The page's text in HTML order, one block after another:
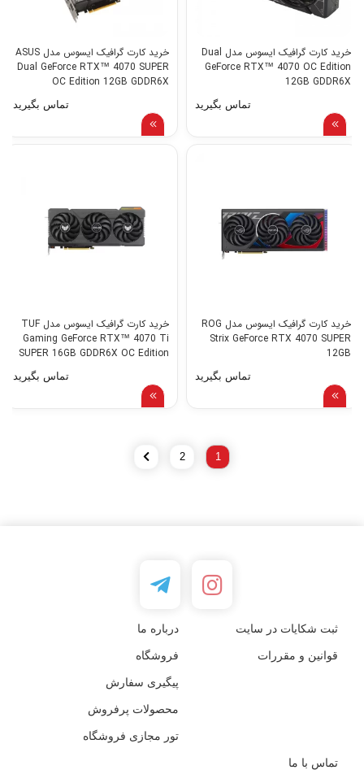
خرید کارت گرافیک ایسوس مدل Dual
GeForce RTX™ 4070 OC Edition
12GB GDDR6X
تماس بگیرید
خرید کارت گرافیک ایسوس مدل ASUS
Dual GeForce RTX™ 4070 SUPER
OC Edition 12GB GDDR6X
تماس بگیرید
خرید کارت گرافیک ایسوس مدل ROG
Strix GeForce RTX 4070 SUPER
12GB
تماس بگیرید
خرید کارت گرافیک ایسوس مدل TUF
Gaming GeForce RTX™ 4070 Ti
SUPER 16GB GDDR6X OC Edition
تماس بگیرید
1
2
ثبت شکایات در سایت درباره ما
قوانین و مقررات فروشگاه
پیگیری سفارش
محصولات پرفروش
تور مجازی فروشگاه
تماس با ما